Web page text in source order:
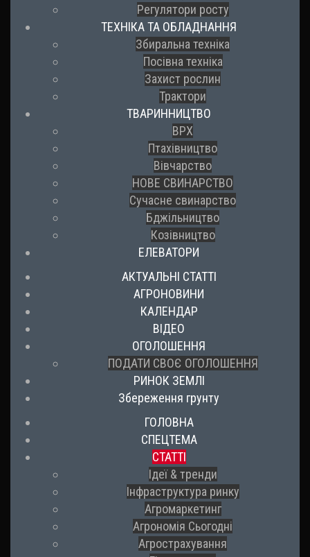
Регулятори росту
ТЕХНІКА ТА ОБЛАДНАННЯ
Збиральна техніка
Посівна техніка
Захист рослин
Трактори
ТВАРИННИЦТВО
ВРХ
Птахівництво
Вівчарство
НОВЕ СВИНАРСТВО
Сучасне свинарство
Бджільництво
Козівництво
ЕЛЕВАТОРИ
АКТУАЛЬНІ СТАТТІ
АГРОНОВИНИ
КАЛЕНДАР
ВІДЕО
ОГОЛОШЕННЯ
ПОДАТИ СВОЄ ОГОЛОШЕННЯ
РИНОК ЗЕМЛІ
Збереження грунту
ГОЛОВНА
СПЕЦТЕМА
СТАТТІ
Ідеї & тренди
Інфраструктура ринку
Агромаркетинг
Агрономія Сьогодні
Агрострахування